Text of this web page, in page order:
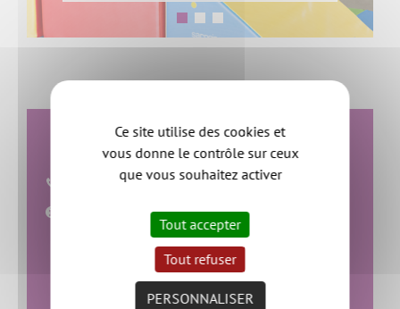
Relais petite enfance
02 40 54 54 64
du lundi au vendredi (fermé le jeudi après-midi)
de 9h à 12h30 et de 14h à 17h30
Lieux et horaires des permanences
Envoyer un message
Ce site utilise des cookies et
vous donne le contrôle sur ceux
que vous souhaitez activer
Tout accepter
Tout refuser
PERSONNALISER